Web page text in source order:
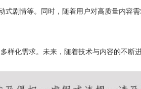
剧情等。同时，随着用户对高质量内容
样化需求。未来，随着技术与内容的不断